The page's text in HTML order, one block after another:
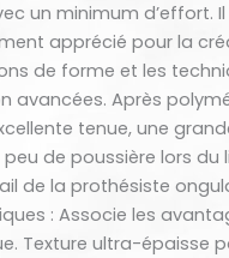
un minimum d’effort.
apprécié pour la
de forme et les
avancées. Après
tenue, une
de poussière lors
de la prothésiste
: Associe les
Texture ultra-épaisse